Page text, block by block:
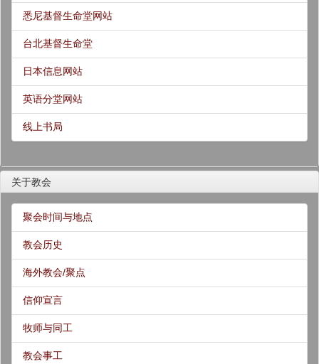
悉尼基督生命堂网站
台北基督生命堂
日本信息网站
英语分堂网站
线上书局
关于教会
聚会时间与地点
教会历史
海外教会/聚点
信仰宣言
牧师与同工
教会事工